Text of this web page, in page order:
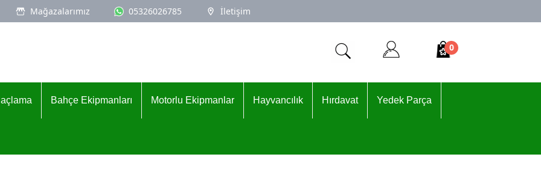
Mağazalarımız 05326026785 İletişim
0
İlaçlama Bahçe Ekipmanları Motorlu Ekipmanlar Hayvancılık Hırdavat Yedek Parça